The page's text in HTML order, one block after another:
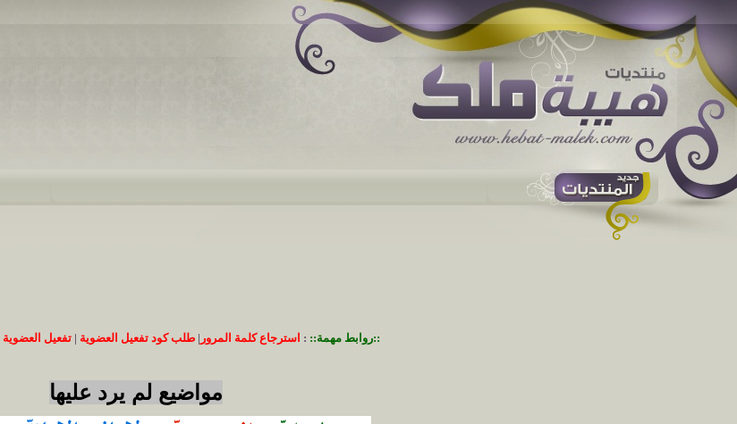
::روابط مهمة:: : استرجاع كلمة المرور |طلب كود تفعيل العضوية |تفعيل العضوية
مواضيع لم يرد عليها